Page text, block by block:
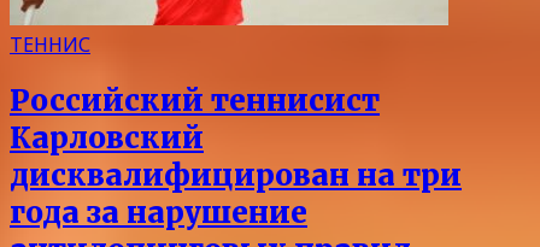
ТЕННИС
Российский теннисист
Карловский
дисквалифицирован на три
года за нарушение